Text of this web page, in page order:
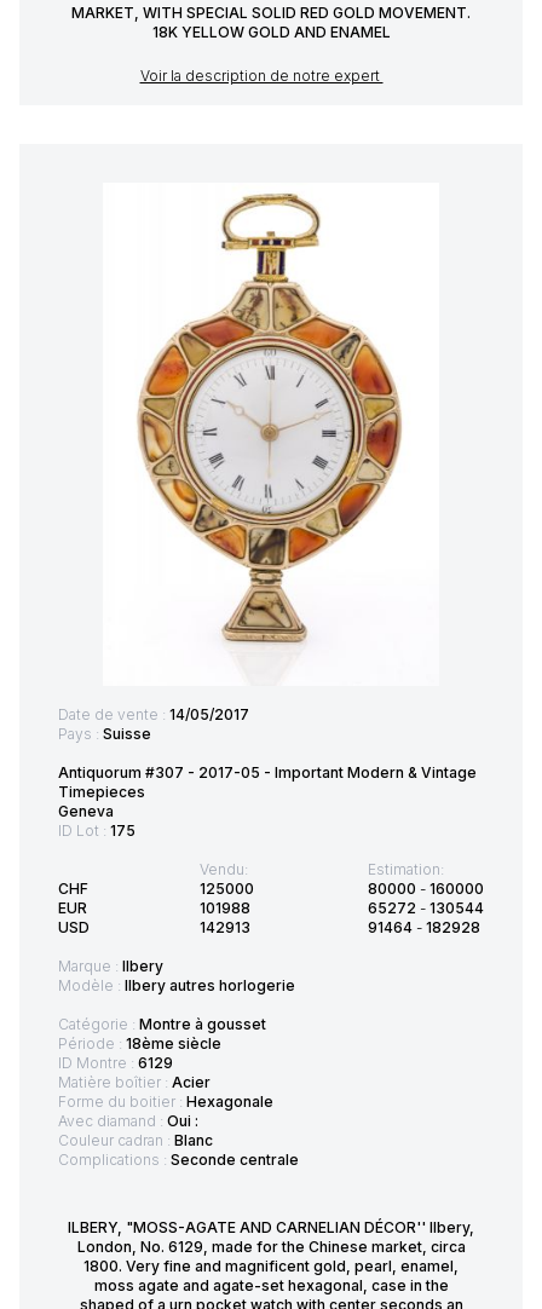
MARKET, WITH SPECIAL SOLID RED GOLD MOVEMENT.
18K YELLOW GOLD AND ENAMEL
Voir la description de notre expert
Date de vente : 14/05/2017
Pays : Suisse
Antiquorum #307 - 2017-05 - Important Modern & Vintage
Timepieces
Geneva
ID Lot : 175
CHF
EUR
USD
Vendu:
125000
101988
142913
Estimation:
80000 - 160000
65272 - 130544
91464 - 182928
Marque : Ilbery
Modèle : Ilbery autres horlogerie
Catégorie : Montre à gousset
Période : 18ème siècle
ID Montre : 6129
Matière boîtier : Acier
Forme du boitier : Hexagonale
Avec diamand : Oui :
Couleur cadran : Blanc
Complications : Seconde centrale
ILBERY, "MOSS-AGATE AND CARNELIAN DÉCOR'' Ilbery,
London, No. 6129, made for the Chinese market, circa
1800. Very fine and magnificent gold, pearl, enamel,
moss agate and agate-set hexagonal, case in the
shaped of a urn pocket watch with center seconds an